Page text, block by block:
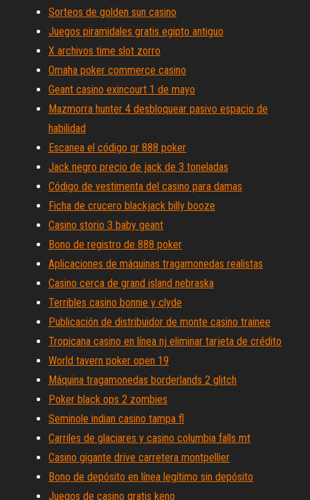
Sorteos de golden sun casino
Juegos piramidales gratis egipto antiguo
X archivos time slot zorro
Omaha poker commerce casino
Geant casino exincourt 1 de mayo
Mazmorra hunter 4 desbloquear pasivo espacio de
habilidad
Escanea el código qr 888 poker
Jack negro precio de jack de 3 toneladas
Código de vestimenta del casino para damas
Ficha de crucero blackjack billy booze
Casino storio 3 baby geant
Bono de registro de 888 poker
Aplicaciones de máquinas tragamonedas realistas
Casino cerca de grand island nebraska
Terribles casino bonnie y clyde
Publicación de distribuidor de monte casino trainee
Tropicana casino en línea nj eliminar tarjeta de crédito
World tavern poker open 19
Máquina tragamonedas borderlands 2 glitch
Poker black ops 2 zombies
Seminole indian casino tampa fl
Carriles de glaciares y casino columbia falls mt
Casino gigante drive carretera montpellier
Bono de depósito en línea legítimo sin depósito
Juegos de casino gratis keno